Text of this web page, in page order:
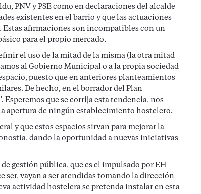
PNV y PSE como en declaraciones del alcalde
existentes en el barrio y que las actuaciones
Estas afirmaciones son incompatibles con un
para el propio mercado.
el uso de la mitad de la misma (la otra mitad
al Gobierno Municipal o a la propia sociedad
puesto que en anteriores planteamientos
De hecho, en el borrador del Plan
Esperemos que se corrija esta tendencia, nos
apertura de ningún establecimiento hostelero.
y que estos espacios sirvan para mejorar la
dando la oportunidad a nuevas iniciativas
gestión pública, que es el impulsado por EH
ser, vayan a ser atendidas tomando la dirección
actividad hostelera se pretenda instalar en esta